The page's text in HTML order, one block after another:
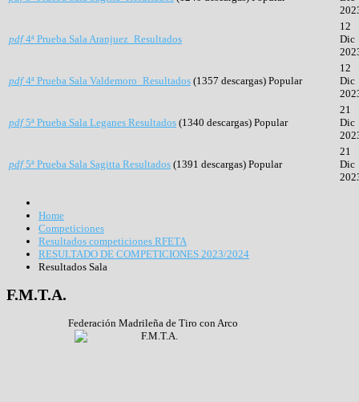
pdf 4ª Prueba Sala Aranjuez_Resultados
12
Dic
pdf 4ª Prueba Sala Valdemoro_Resultados (1357 descargas) Popular
12
Dic
pdf 5ª Prueba Sala Leganes Resultados (1340 descargas) Popular
21
Dic
pdf 5ª Prueba Sala Sagitta Resultados (1391 descargas) Popular
21
Dic
Home
Competiciones
Resultados competiciones RFETA
RESULTADO DE COMPETICIONES 2023/2024
Resultados Sala
F.M.T.A.
Federación Madrileña de Tiro con Arco